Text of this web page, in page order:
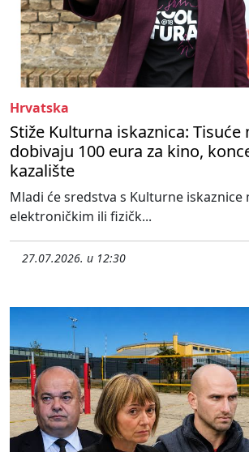
Hrvatska
Stiže Kulturna iskaznica: Tisuće
dobivaju 100 eura za kino,
kazalište
Mladi će sredstva s Kulturne
elektroničkim ili fizičk...
27.07.2026. u 12:30